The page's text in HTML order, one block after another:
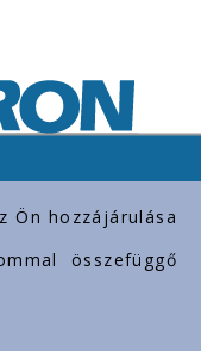
Ön hozzájárulása
összefüggő